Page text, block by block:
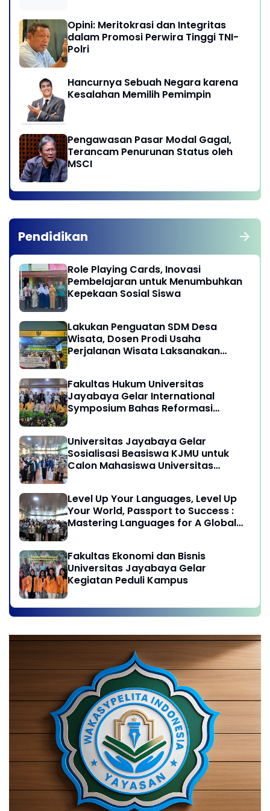
Opini: Meritokrasi dan Integritas
dalam Promosi Perwira Tinggi TNI-
Polri
Hancurnya Sebuah Negara karena
Kesalahan Memilih Pemimpin
Pengawasan Pasar Modal Gagal,
Terancam Penurunan Status oleh
MSCI
Pendidikan
Role Playing Cards, Inovasi
Pembelajaran untuk Menumbuhkan
Kepekaan Sosial Siswa
Lakukan Penguatan SDM Desa
Wisata, Dosen Prodi Usaha
Perjalanan Wisata Laksanakan
Sukamandi Masagi - Kabupaten
Subang, Jawa Barat
Fakultas Hukum Universitas
Jayabaya Gelar International
Symposium Bahas Reformasi
Universitas Jayabaya Gelar
Sosialisasi Beasiswa KJMU untuk
Calon Mahasiswa Universitas
Level Up Your Languages, Level Up
Your World, Passport to Success :
Mastering Languages for A Global
Fakultas Ekonomi dan Bisnis
Universitas Jayabaya Gelar
Kegiatan Peduli Kampus